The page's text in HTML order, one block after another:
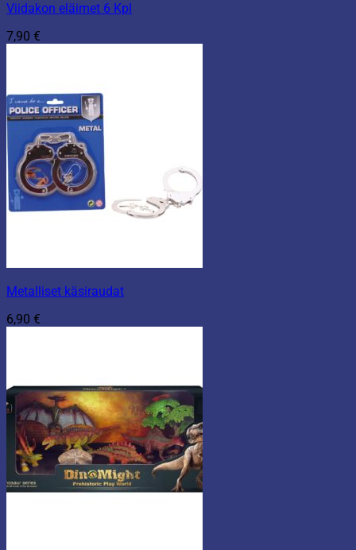
Viidakon eläimet 6 Kpl
7,90 €
Metalliset käsiraudat
6,90 €